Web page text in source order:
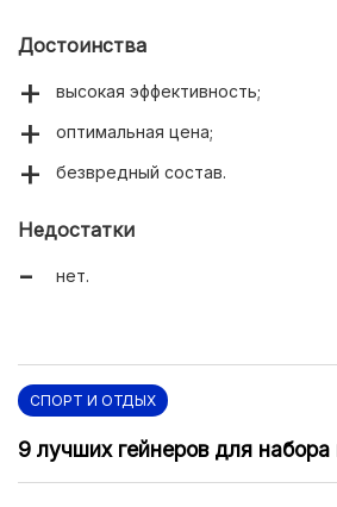
Достоинства
высокая эффективность;
оптимальная цена;
безвредный состав.
Недостатки
нет.
СПОРТ И ОТДЫХ
9 лучших гейнеров для